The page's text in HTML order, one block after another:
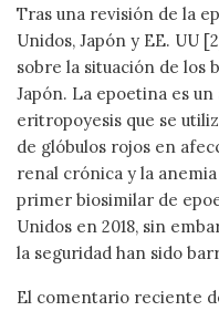
Tras una revisión de la
Unidos, Japón y EE. UU
sobre la situación de los
Japón. La epoetina es
eritropoyesis que se
de glóbulos rojos en
renal crónica y la
primer biosimilar de
Unidos en 2018, sin
la seguridad han sido
El comentario reciente